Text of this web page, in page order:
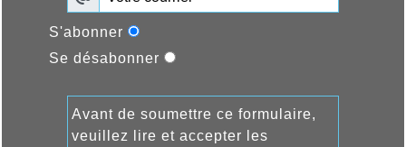
S'abonner
Se désabonner
Avant de soumettre ce formulaire,
veuillez lire et accepter les